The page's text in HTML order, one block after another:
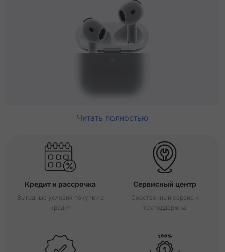
Читать полностью
Кредит и рассрочка
Выгодные условия покупки в
кредит
Сервисный центр
Собственный сервис и
техподдержка